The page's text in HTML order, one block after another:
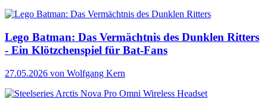
Lego Batman: Das Vermächtnis des Dunklen Ritters
- Ein Klötzchenspiel für Bat-Fans
27.05.2026 von Wolfgang Kern